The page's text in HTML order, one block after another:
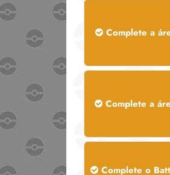
Complete a
Complete a
Complete o